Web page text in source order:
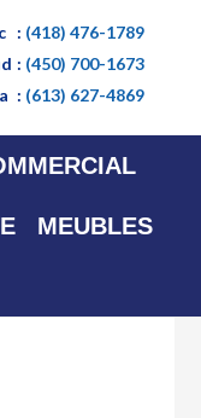
: (418) 476-1789
: (450) 700-1673
: (613) 627-4869
MEUBLES